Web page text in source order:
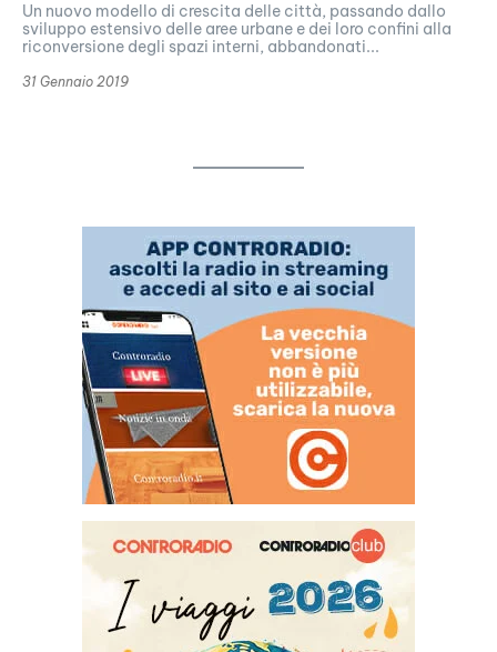
Un nuovo modello di crescita delle città, passando dallo
sviluppo estensivo delle aree urbane e dei loro confini alla
riconversione degli spazi interni, abbandonati...
31 Gennaio 2019